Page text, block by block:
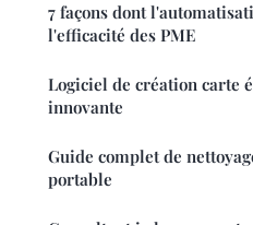
7 façons dont
l'efficacité des PME
Logiciel de création carte
innovante
Guide complet de
portable